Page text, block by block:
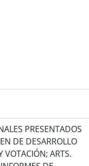
PRESENTADOS
DE DESARROLLO
VOTACIÓN; ARTS.